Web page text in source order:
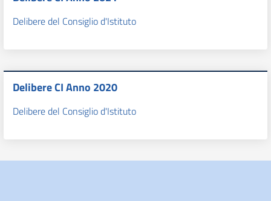
Delibere del Consiglio d'Istituto
Delibere CI Anno 2020
Delibere del Consiglio d'Istituto